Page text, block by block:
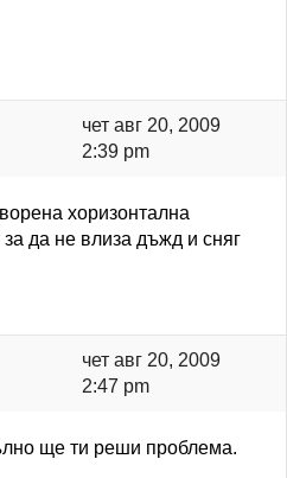
чет авг 20, 2009
2:39 pm
хоризонтална
да не влиза дъжд и сняг
чет авг 20, 2009
2:47 pm
ще ти реши проблема.